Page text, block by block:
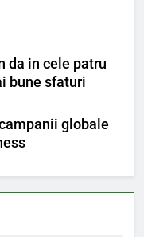
da in cele patru
bune sfaturi
globale